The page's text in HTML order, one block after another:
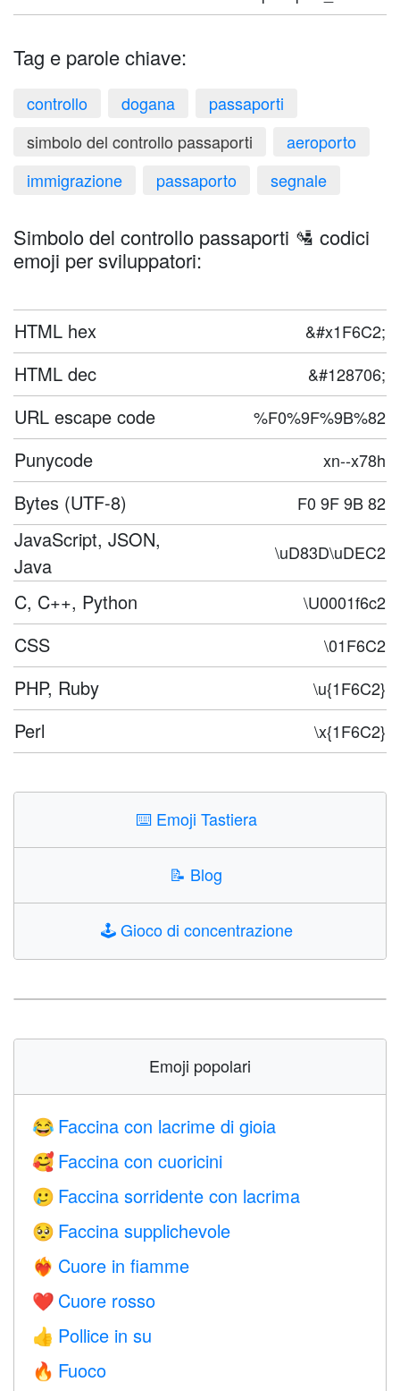
Tag e parole chiave:
controllo dogana
passaporti
simbolo del controllo passaporti
aeroporto
immigrazione
passaporto segnale
Simbolo del controllo passaporti 🛂 codici
emoji per sviluppatori:
HTML hex &#x1F6C2;
HTML dec &#128706;
URL escape code %F0%9F%9B%82
Punycode xn--x78h
Bytes (UTF-8) F0 9F 9B 82
JavaScript, JSON,
Java
\uD83D\uDEC2
C, C++, Python \U0001f6c2
CSS \01F6C2
PHP, Ruby \u{1F6C2}
Perl \x{1F6C2}
⌨️ Emoji Tastiera
📝 Blog
🕹️Gioco di concentrazione
Emoji popolari
😂 Faccina con lacrime di gioia
🥰 Faccina con cuoricini
🥲 Faccina sorridente con lacrima
🥺 Faccina supplichevole
❤️‍🔥 Cuore in fiamme
❤️ Cuore rosso
👍 Pollice in su
🔥 Fuoco